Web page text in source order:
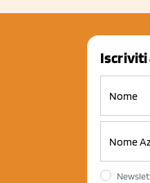
Iscriviti